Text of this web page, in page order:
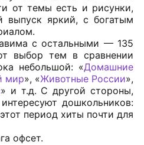
от темы есть и рисунки,
выпуск яркий, с богатым
с остальными — 135
выбор тем в сравнении
небольшой: «Домашние
мир», «Животные России»,
» и т.д. С другой стороны,
дошкольников:
период хиты почти для
офсет.